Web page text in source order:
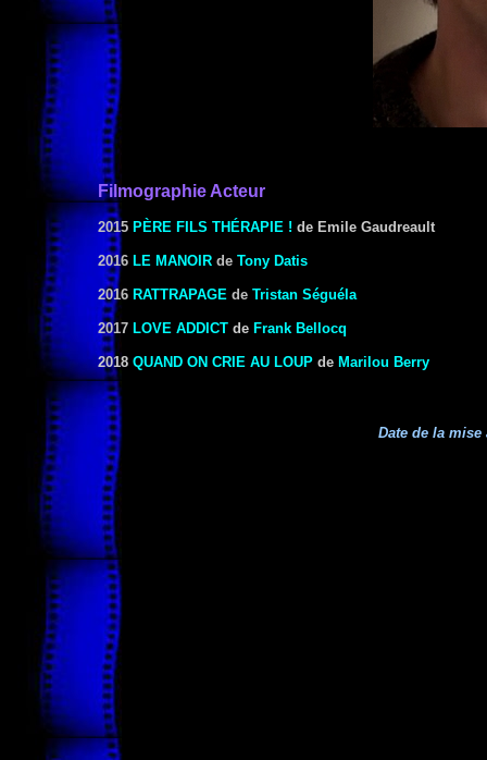
Filmographie Acteur
2015 PÈRE FILS THÉRAPIE ! de Emile Gaudreault
2016 LE MANOIR de Tony Datis
2016 RATTRAPAGE de Tristan Séguéla
2017 LOVE ADDICT de Frank Bellocq
2018 QUAND ON CRIE AU LOUP de Marilou Berry
Date de la